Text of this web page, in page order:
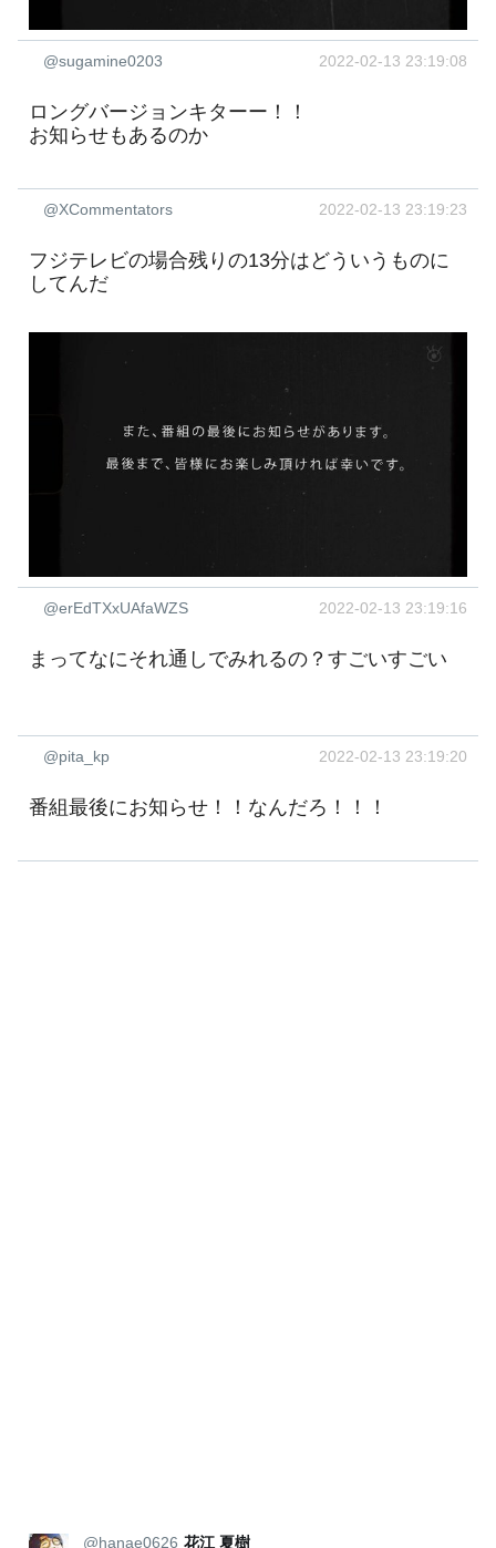
@sugamine0203 2022-02-13 23:19:08
ロングバージョンキターー！！
お知らせもあるのか
@XCommentators 2022-02-13 23:19:23
フジテレビの場合残りの13分はどういうものに
してんだ
@erEdTXxUAfaWZS 2022-02-13 23:19:16
まってなにそれ通しでみれるの？すごいすごい
@pita_kp 2022-02-13 23:19:20
番組最後にお知らせ！！なんだろ！！！
@hanae0626 花江 夏樹